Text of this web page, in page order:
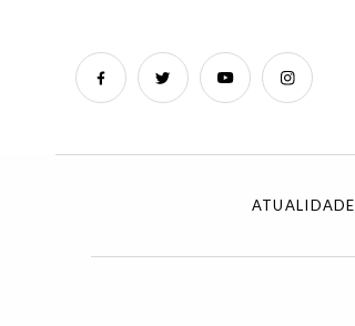
ATUALIDADE